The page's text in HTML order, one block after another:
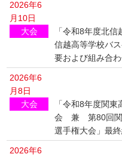
2026年6
月10日
大会
「令和8年度北
信越高等学校バ
要および組み合
2026年6
月8日
大会
「令和8年度関
会 兼 第80回関
選手権大会」最
2026年6